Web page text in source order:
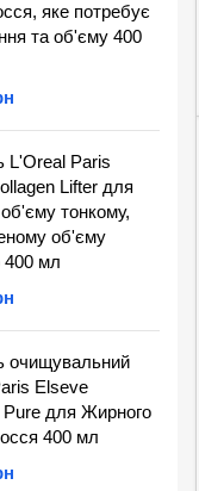
яке потребує
та об'єму 400
L'Oreal Paris
Lifter для
тонкому,
об'єму
400 мл
очищувальний
Elseve
Pure для Жирного
400 мл